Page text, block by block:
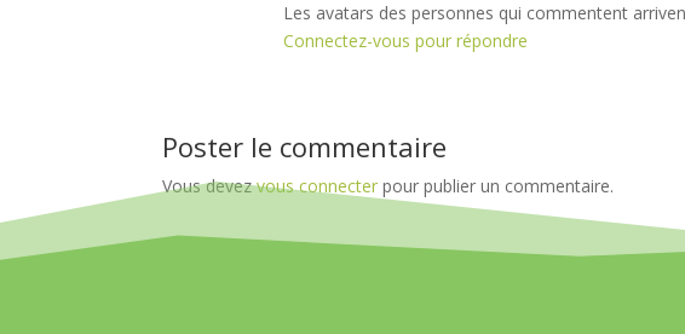
Les avatars des personnes qui commentent
Connectez-vous pour répondre
Poster le commentaire
Vous devezvous connecter pour publier un commentaire.